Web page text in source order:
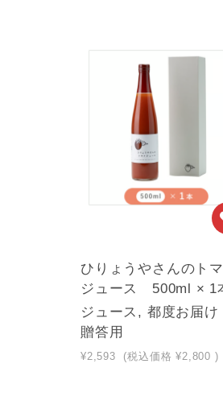
ひりょうやさんのトマ
ジュース 500ml × 1
ジュース, 都度お届け
贈答用
¥2,593 (税込価格 ¥2,800 )